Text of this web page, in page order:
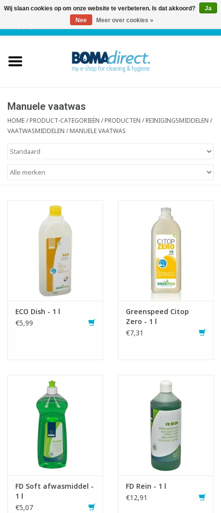
Klantenservice
Blog
Manuele vaatwas
HOME/PRODUCT-CATEGORIEËN /PRODUCTEN / REINIGINGSMIDDELEN /
VAATWASMIDDELEN /MANUELE VAATWAS
ECO Dish - 1 l
€5,99
Greenspeed Citop
Zero - 1 l
€7,31
FD Soft afwasmiddel -
1 l
€5,07
FD Rein - 1 l
€12,91
Wij slaan cookies op om onze website te verbeteren. Is dat akkoord?
Ja
Nee
Meer over cookies »